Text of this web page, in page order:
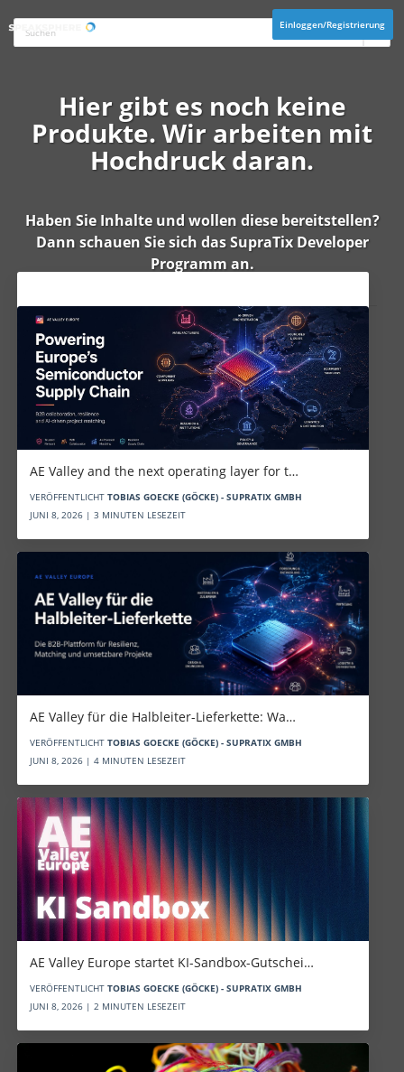
Einloggen/Registrierung
Hier gibt es noch keine
Produkte. Wir arbeiten mit
Hochdruck daran.
Haben Sie Inhalte und wollen diese bereitstellen?
Dann schauen Sie sich dasSupraTix Developer
Programm an.
AE Valley and the next operating layer for t…
VERÖFFENTLICHT TOBIAS GOECKE (GÖCKE) - SUPRATIX GMBH
JUNI 8, 2026 | 3 MINUTEN LESEZEIT
AE Valley für die Halbleiter-Lieferkette: Wa…
VERÖFFENTLICHT TOBIAS GOECKE (GÖCKE) - SUPRATIX GMBH
JUNI 8, 2026 | 4 MINUTEN LESEZEIT
AE Valley Europe startet KI-Sandbox-Gutschei…
VERÖFFENTLICHT TOBIAS GOECKE (GÖCKE) - SUPRATIX GMBH
JUNI 8, 2026 | 2 MINUTEN LESEZEIT